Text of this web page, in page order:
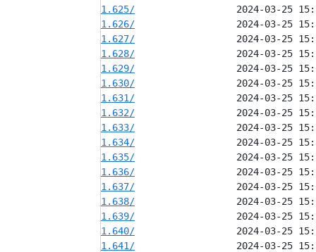
1.625/
1.626/
1.627/
1.628/
1.629/
1.630/
1.631/
1.632/
1.633/
1.634/
1.635/
1.636/
1.637/
1.638/
1.639/
1.640/
1.641/